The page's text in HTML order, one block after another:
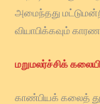
அமைந்தது
வியாபிக்கவும்
மறுமலர்ச்சிக்
காண்பியக் கலைத்